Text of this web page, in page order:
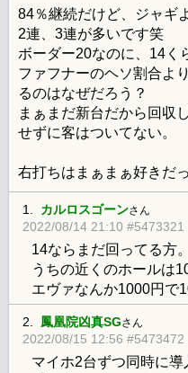
84％継続だけど、ジャギ
2連、3連が多いです笑
ボーダー20なのに、14く
ファフナーのヘソ割合よ
るのはなぜだろう？
まぁまだ新台だから回収
せずに客はついてない。
右打ちはまぁまぁ好きだ
1. カルロスゴーンさん
2022/08/14 21:10 #5473321
14ならまだ回ってる方。
うちの近くのホールは
エヴァなんか1000円で
2. 鳳凰院凶真SGさん
2022/08/15 12:56 #5473472
マイホ2台ずつ同時に